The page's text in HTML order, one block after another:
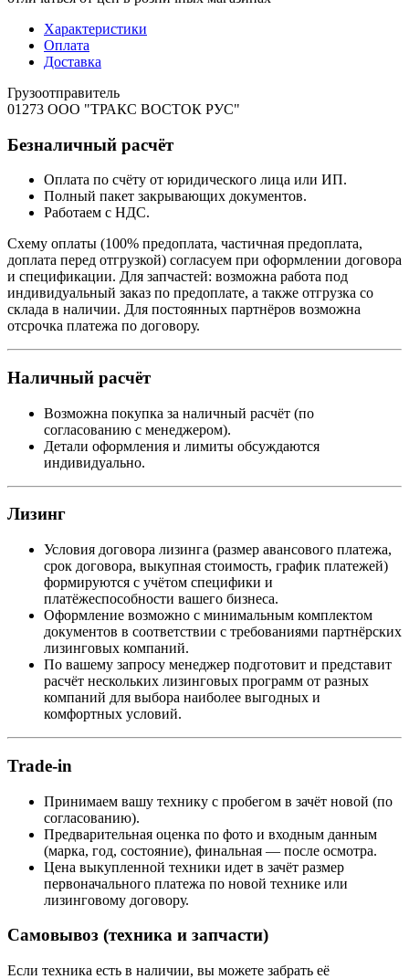
Характеристики
Оплата
Доставка
Грузоотправитель
01273 ООО "ТРАКС ВОСТОК РУС"
Безналичный расчёт
Оплата по счёту от юридического лица или ИП.
Полный пакет закрывающих документов.
Работаем с НДС.
Схему оплаты (100% предоплата, частичная предоплата,
доплата перед отгрузкой) согласуем при оформлении договора
и спецификации. Для запчастей: возможна работа под
индивидуальный заказ по предоплате, а также отгрузка со
склада в наличии. Для постоянных партнёров возможна
отсрочка платежа по договору.
Наличный расчёт
Возможна покупка за наличный расчёт (по
согласованию с менеджером).
Детали оформления и лимиты обсуждаются
индивидуально.
Лизинг
Условия договора лизинга (размер авансового платежа,
срок договора, выкупная стоимость, график платежей)
формируются с учётом специфики и
платёжеспособности вашего бизнеса.
Оформление возможно с минимальным комплектом
документов в соответствии с требованиями партнёрских
лизинговых компаний.
По вашему запросу менеджер подготовит и представит
расчёт нескольких лизинговых программ от разных
компаний для выбора наиболее выгодных и
комфортных условий.
Trade-in
Принимаем вашу технику с пробегом в зачёт новой (по
согласованию).
Предварительная оценка по фото и входным данным
(марка, год, состояние), финальная — после осмотра.
Цена выкупленной техники идет в зачёт размер
первоначального платежа по новой технике или
лизинговому договору.
Самовывоз (техника и запчасти)
Если техника есть в наличии, вы можете забрать её